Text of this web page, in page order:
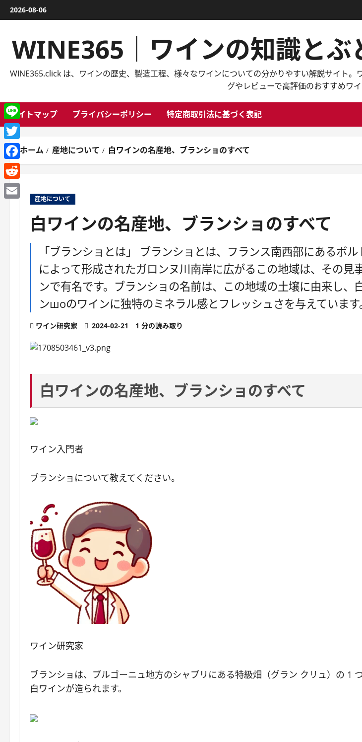
容
2026-08-06
WINE365｜ワインの知識と
WINE365.click は、ワインの歴史、製造工程、様々なワインについての分かりやすい解説サイト
グやレビューで高評価のおすすめワイ
サイトマップ プライバシーポリシー 特定商取引法に基づく表記
ホーム 産地について 白ワインの名産地、ブランショのすべて
産地について
白ワインの名産地、ブランショのすべて
「ブランショとは」 ブランショとは、フランス南西部にあるボ
によって形成されたガロンヌ川南岸に広がるこの地域は、その
ンで有名です。ブランショの名前は、この地域の土壌に由来し
ンшоのワインに独特のミネラル感とフレッシュさを与えています
ワイン研究家 2024-02-21 1 分の読み取り
白ワインの名産地、ブランショのすべて
ワイン入門者
ブランショについて教えてください。
ワイン研究家
ブランショは、ブルゴーニュ地方のシャブリにある特級畑（グラン クリュ）の 1
白ワインが造られます。
Line
Twitter
Facebook
Reddit